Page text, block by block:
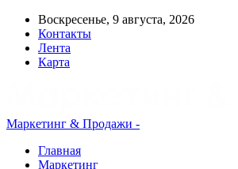
Воскресенье, 9 августа, 2026
Контакты
Лента
Карта
Маркетинг & Продажи -
Главная
Маркетинг